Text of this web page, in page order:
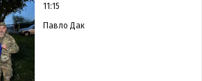
11:15
Павло Дак